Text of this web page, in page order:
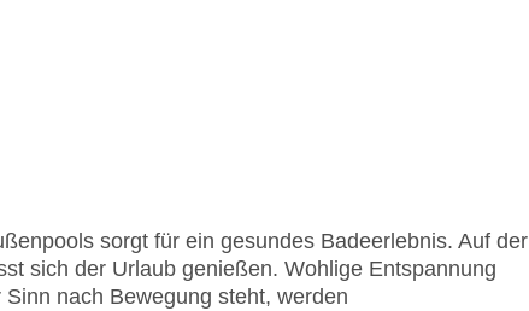
sorgt für ein gesundes Badeerlebnis. Auf der
sich der Urlaub genießen. Wohlige Entspannung
nach Bewegung steht, werden